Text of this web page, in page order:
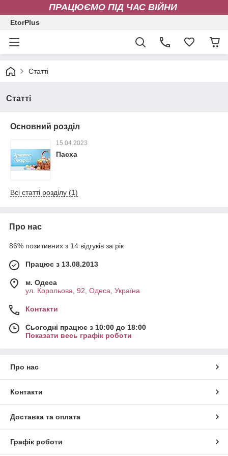
ПРАЦЮЄМО ПІД ЧАС ВІЙНИ
EtorPlus
Статті
Статті
Основний розділ
15.04.2023
Пасха
Всі статті розділу (1)
Про нас
86% позитивних з 14 відгуків за рік
Працює з 13.08.2013
м. Одеса
ул. Корольова, 92, Одеса, Україна
Контакти
Сьогодні працює з 10:00 до 18:00
Показати весь графік роботи
Про нас
Контакти
Доставка та оплата
Графік роботи